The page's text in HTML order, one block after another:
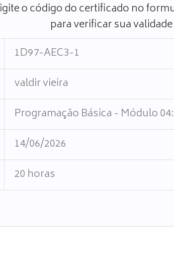
o código do certificado no
para verificar sua validade
1D97-AEC3-1
valdir vieira
Programação Básica - Módulo
14/06/2026
20 horas